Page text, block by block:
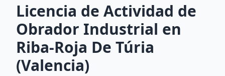
Licencia de Actividad de
Obrador Industrial en
Riba-Roja De Túria
(Valencia)